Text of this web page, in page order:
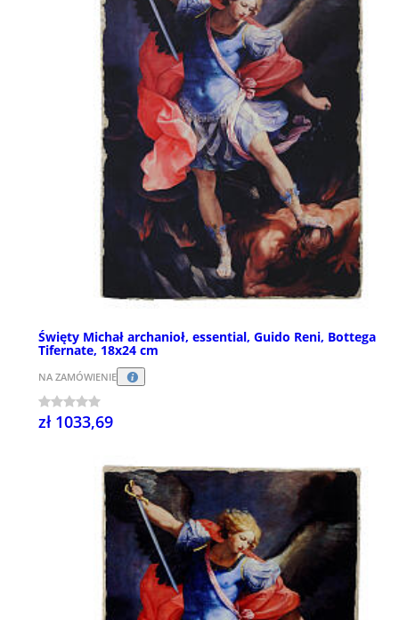
Święty Michał archanioł, essential, Guido Reni, Bottega
Tifernate, 18x24 cm
NA ZAMÓWIENIE
zł 1033,69